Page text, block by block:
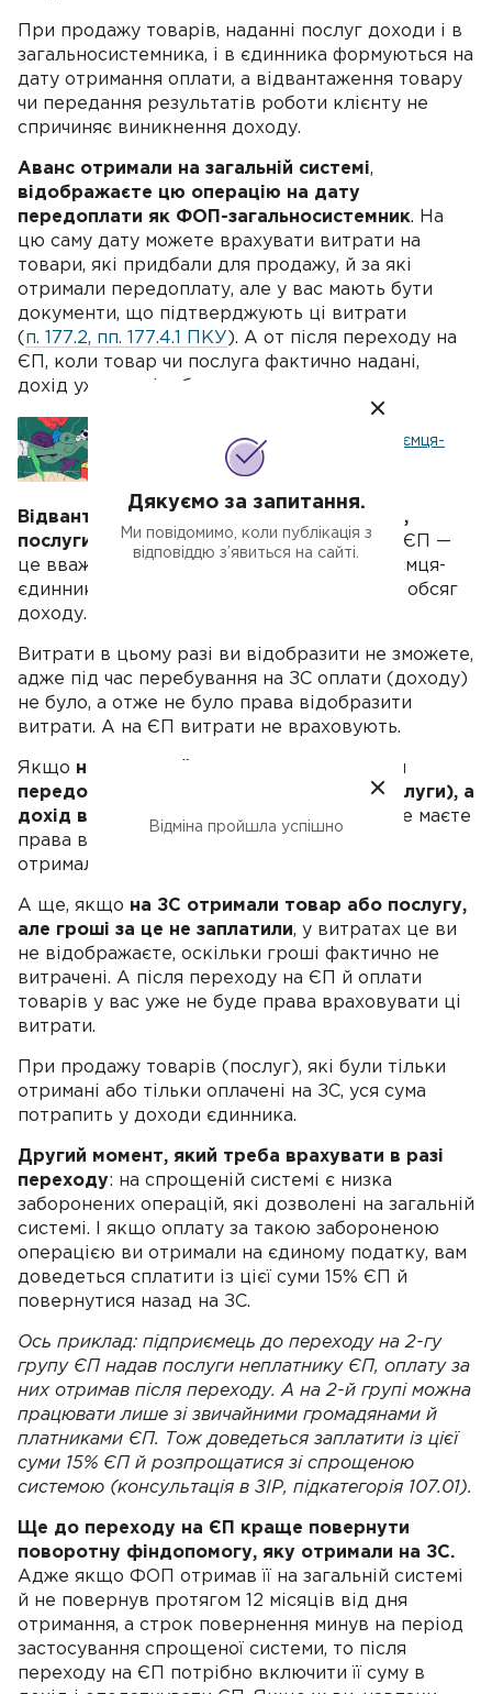
При продажу товарів, наданні послуг доходи і в
загальносистемника, і в єдинника формуються на
дату отримання оплати, а відвантаження товару
чи передання результатів роботи клієнту не
спричиняє виникнення доходу.
Аванс отримали на загальній системі,
відображаєте цю операцію на дату
передоплати як ФОП-загальносистемник. На
цю саму дату можете врахувати витрати на
товари, які придбали для продажу, й за які
отримали передоплату, але у вас мають бути
документи, що підтверджують ці витрати
( п. 177.2, пп. 177.4.1 ПКУ ). А от після переходу на
ЄП, коли товар чи послуга фактично надані,
дохід уже не відображаємо.
Що вважається доходом підприємця-
єдинника
Відвантажили товар або надали роботи,
послуги на ЗС , а оплату отримали вже на ЄП —
це вважається вашим доходом як підприємця-
єдинника. Цю суму ви включаєте в річний обсяг
доходу.
Витрати в цьому разі ви відобразити не зможете,
адже під час перебування на ЗС оплати (доходу)
не було, а отже не було права відобразити
витрати. А на ЄП витрати не враховують.
Якщо на загальній системі перерахували
передоплату за товари (роботи або послуги), а
дохід від продажу отримали на ЄП
, ви не маєте
права враховувати ці витрати адже дохід
отримали вже на спрощеній системі.
А ще, якщо на ЗС отримали товар або послугу,
але гроші за це не заплатили, у витратах це ви
не відображаєте, оскільки гроші фактично не
витрачені. А після переходу на ЄП й оплати
товарів у вас уже не буде права враховувати ці
витрати.
При продажу товарів (послуг), які були тільки
отримані або тільки оплачені на ЗС, уся сума
потрапить у доходи єдинника.
Другий момент, який треба врахувати в разі
переходу: на спрощеній системі є низка
заборонених операцій, які дозволені на загальній
системі. І якщо оплату за такою забороненою
операцією ви отримали на єдиному податку, вам
доведеться сплатити із цієї суми 15% ЄП й
повернутися назад на ЗС.
Ось приклад: підприємець до переходу на 2-гу
групу ЄП надав послуги неплатнику ЄП, оплату за
них отримав після переходу. А на 2-й групі можна
працювати лише зі звичайними громадянами й
платниками ЄП. Тож доведеться заплатити із цієї
суми 15% ЄП й розпрощатися зі спрощеною
системою (консультація в ЗІР, підкатегорія 107.01).
Ще до переходу на ЄП краще повернути
поворотну фіндопомогу, яку отримали на ЗС.
Адже якщо ФОП отримав її на загальній системі
й не повернув протягом 12 місяців від дня
отримання, а строк повернення минув на період
застосування спрощеної системи, то після
переходу на ЄП потрібно включити її суму в
Дякуємо за запитання.
Ми повідомимо, коли публікація з
відповіддю з’явиться на сайті.
Відміна пройшла успішно